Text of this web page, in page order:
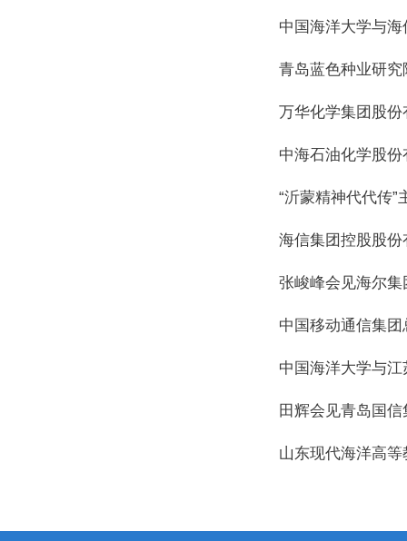
中国海洋大学与
青岛蓝色种业研
万华化学集团股
中海石油化学股
“沂蒙精神代代传
海信集团控股股
张峻峰会见海尔
中国移动通信集
中国海洋大学与
田辉会见青岛国
山东现代海洋高